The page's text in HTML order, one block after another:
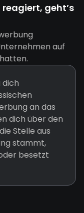
geht’s
auf
dich
an das
dich über den
Stelle aus
stammt,
besetzt